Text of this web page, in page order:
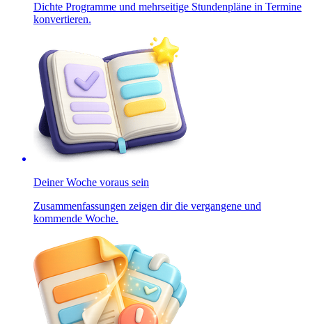
Dichte Programme und mehrseitige Stundenpläne in Termine
konvertieren.
Deiner Woche voraus sein
Zusammenfassungen zeigen dir die vergangene und
kommende Woche.